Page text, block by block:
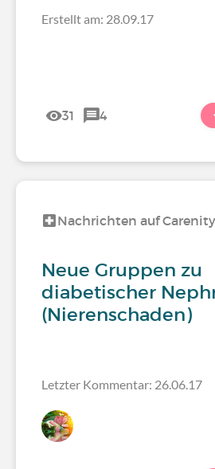
Erstellt am: 28.09.17
31 4
Nachrichten auf Carenity
Neue Gruppen zu
diabetischer
(Nierenschaden)
Letzter Kommentar: 26.06.17